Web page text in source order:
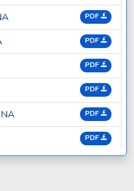
PDF
PDF
PDF
PDF
PDF
PDF